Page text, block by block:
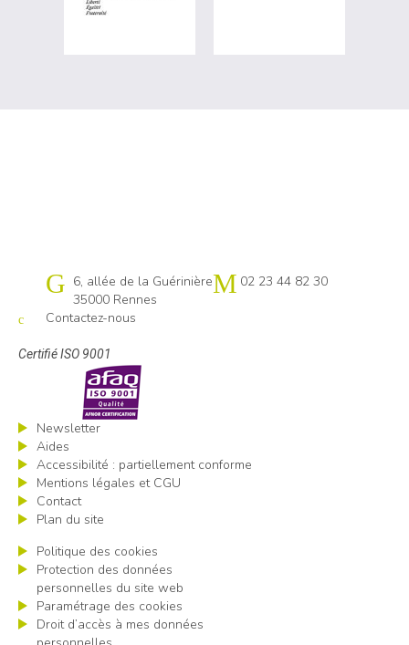
Cap emploi 35
6, allée de la Guérinière
35000 Rennes
02 23 44 82 30
Contactez-nous
Certifié ISO 9001
Newsletter
Aides
Accessibilité : partiellement conforme
Mentions légales et CGU
Contact
Plan du site
Politique des cookies
Protection des données
personnelles du site web
Paramétrage des cookies
Droit d’accès à mes données